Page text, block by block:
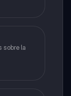
sobre la